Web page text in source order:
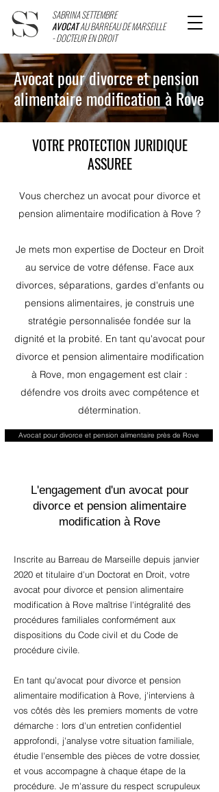
SABRINA SETTEMBRE
AVOCATAU BARREAU DE MARSEILLE
- DOCTEUR EN DROIT
Avocat pour divorce et pension
alimentaire modification à Rove
VOTRE PROTECTION JURIDIQUE
ASSUREE
Vous cherchez un avocat pour divorce et
pension alimentaire modification à Rove ?
Je mets mon expertise de Docteur en Droit
au service de votre défense. Face aux
divorces, séparations, gardes d'enfants ou
pensions alimentaires, je construis une
stratégie personnalisée fondée sur la
dignité et la probité. En tant qu'avocat pour
divorce et pension alimentaire modification
à Rove, mon engagement est clair :
défendre vos droits avec compétence et
détermination.
Avocat pour divorce et pension alimentaire près de Rove
L'engagement d'un avocat pour
divorce et pension alimentaire
modification à Rove
Inscrite au Barreau de Marseille depuis janvier
2020 et titulaire d'un Doctorat en Droit, votre
avocat pour divorce et pension alimentaire
modification à Rove maîtrise l'intégralité des
procédures familiales conformément aux
dispositions du Code civil et du Code de
procédure civile.
En tant qu'avocat pour divorce et pension
alimentaire modification à Rove, j'interviens à
vos côtés dès les premiers moments de votre
démarche : lors d'un entretien confidentiel
approfondi, j'analyse votre situation familiale,
étudie l'ensemble des pièces de votre dossier,
et vous accompagne à chaque étape de la
procédure. Je m'assure du respect scrupuleux